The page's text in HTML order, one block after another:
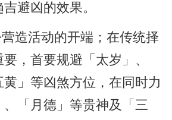
避凶的效果。
造活动的开端；在传统择
，首要规避「太岁」、
黄」等凶煞方位，在同时力
「月德」等贵神及「三